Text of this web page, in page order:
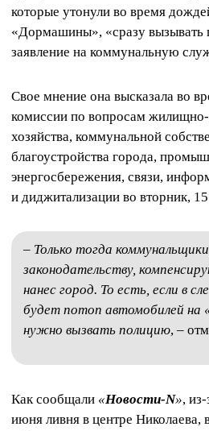
которые утонули во время
«Дормашины», «сразу вызывать
заявление на коммунальную
Свое мнение она высказала во
комиссии по вопросам
хозяйства, коммунальной
благоустройства города,
энергосбережения, связи,
и диджитализации во вторник,
– Только тогда
законодательству,
нанес город. То есть, если в
будет потоп автомобилей на
нужно вызвать полицию, –
Как сообщали «Новости-N»,
июня ливня в центре Николаева,